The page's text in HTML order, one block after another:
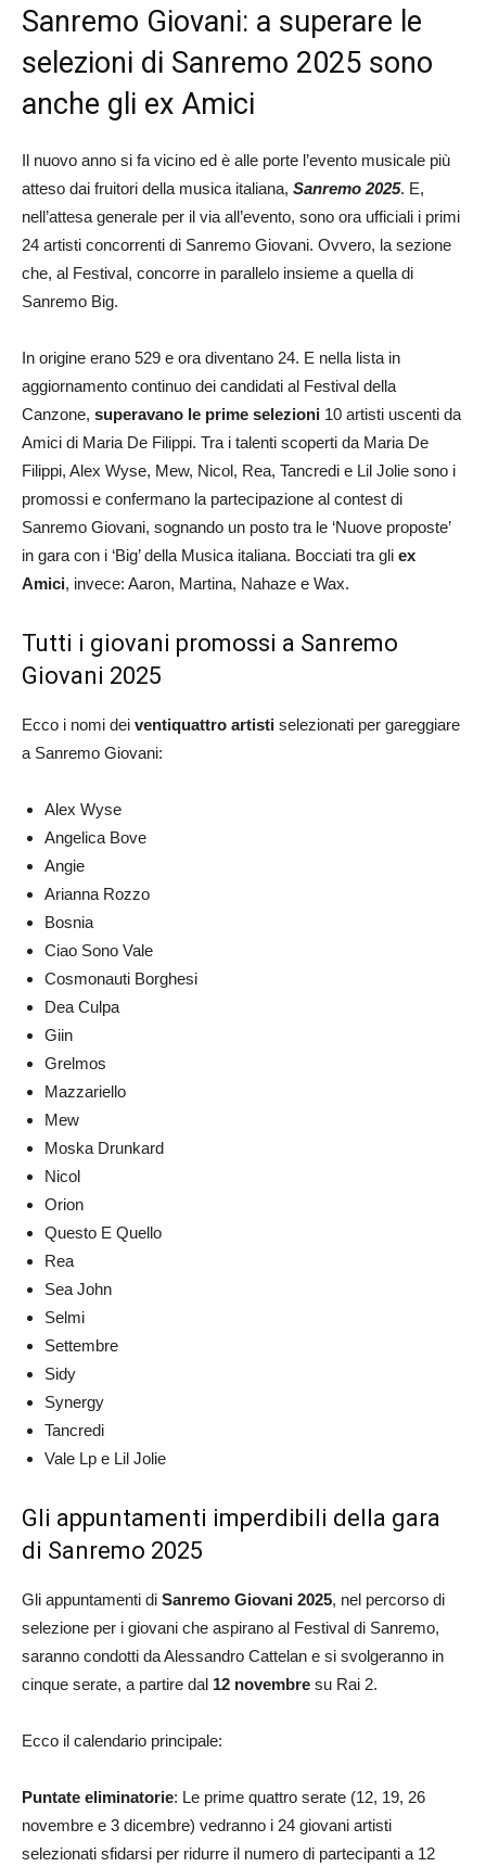
Sanremo Giovani: a superare le
selezioni di Sanremo 2025 sono
anche gli ex Amici
Il nuovo anno si fa vicino ed è alle porte l’evento musicale più
atteso dai fruitori della musica italiana, Sanremo 2025. E,
nell’attesa generale per il via all’evento, sono ora ufficiali i primi
24 artisti concorrenti di Sanremo Giovani. Ovvero, la sezione
che, al Festival, concorre in parallelo insieme a quella di
Sanremo Big.
In origine erano 529 e ora diventano 24. E nella lista in
aggiornamento continuo dei candidati al Festival della
Canzone, superavano le prime selezioni 10 artisti uscenti da
Amici di Maria De Filippi. Tra i talenti scoperti da Maria De
Filippi, Alex Wyse, Mew, Nicol, Rea, Tancredi e Lil Jolie sono i
promossi e confermano la partecipazione al contest di
Sanremo Giovani, sognando un posto tra le ‘Nuove proposte’
in gara con i ‘Big’ della Musica italiana. Bocciati tra gli ex
Amici, invece: Aaron, Martina, Nahaze e Wax.
Tutti i giovani promossi a Sanremo
Giovani 2025
Ecco i nomi dei ventiquattro artisti selezionati per gareggiare
a Sanremo Giovani:
Alex Wyse
Angelica Bove
Angie
Arianna Rozzo
Bosnia
Ciao Sono Vale
Cosmonauti Borghesi
Dea Culpa
Giin
Grelmos
Mazzariello
Mew
Moska Drunkard
Nicol
Orion
Questo E Quello
Rea
Sea John
Selmi
Settembre
Sidy
Synergy
Tancredi
Vale Lp e Lil Jolie
Gli appuntamenti imperdibili della gara
di Sanremo 2025
Gli appuntamenti di Sanremo Giovani 2025, nel percorso di
selezione per i giovani che aspirano al Festival di Sanremo,
saranno condotti da Alessandro Cattelan e si svolgeranno in
cinque serate, a partire dal 12 novembre su Rai 2.
Ecco il calendario principale:
Puntate eliminatorie: Le prime quattro serate (12, 19, 26
novembre e 3 dicembre) vedranno i 24 giovani artisti
selezionati sfidarsi per ridurre il numero di partecipanti a 12